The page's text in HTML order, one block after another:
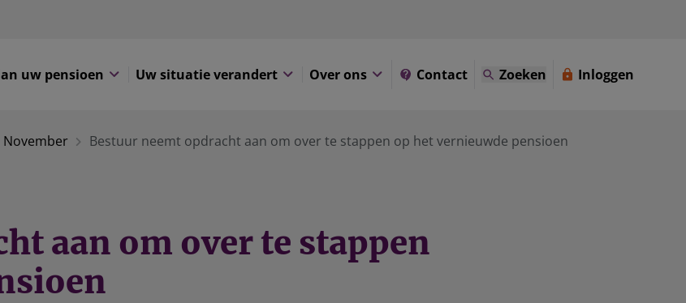
uw pensioen Uw situatie verandert Over ons Contact Zoeken Inloggen
November Bestuur neemt opdracht aan om over te stappen op het vernieuwde pensioen
aan om over te stappen